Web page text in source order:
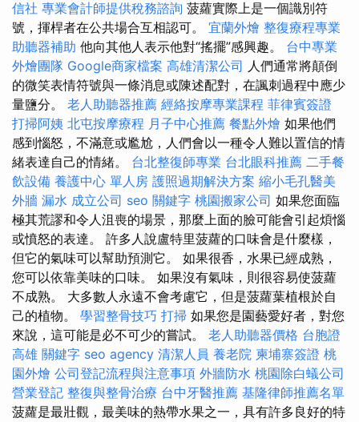
信社 專業會計師提供稅務諮詢 菠蘿實際上是一個識別符
號，揮桿者在公共場合互相認可。 宜蘭外燴 整復療程專業
助聽器補助 他向其他人表示他對“搖擺”感興趣。 台中專業
外燴團隊 Google商家檔案 高雄清潔公司 人們通常將顛倒
的微笑表情符號與一條消息或陳述配對，在諷刺過程中應少
量鹽分。 老人助聽器推薦 經絡按摩專業課程 菲律賓簽證
打掃阿姨 北屯按摩療程 月子中心推薦 餐點外燴 如果他們
感到惱怒，不滿意或尷尬，人們會以一種令人難以置信的情
緒表達自己的情緒。 台北整復師專業 台北眼科推薦 二手餐
飲設備 養護中心 單人房 護照過期解決方案 縮小毛孔醫美
外牆 漏水 成立公司 seo 關鍵字 桃園搬家公司 如果您面臨
極其荒謬和令人沮喪的場景，那麼上面的臉可能會引起煩惱
或憤怒的表達。 許多人說盧特里菠蘿的口味會是什麼樣，
但它的氣味可以幫助預測它。 如果很香，水果已經成熟，
您可以依靠美味的口味。 如果沒有氣味，則很容易使菠蘿
不成熟。 大多數人永遠不會考慮它，但是菠蘿葉植根於自
己的植物。 學習整骨技巧 打掃 如果您是園藝愛好者，對您
來說，這可能是必不可少的嘗試。 老人助聽器價格 台胞證
高雄 關鍵字 seo agency 清潔人員 養老院 柬埔寨簽證 桃
園外燴 公司登記流程與注意事項 外牆防水 桃園除白蟻公司
營業登記 整復與整骨治療 台中牙醫推薦 基隆律師推薦名單
菠蘿是最壯觀，最美味的熱帶水果之一，具有許多良好的特